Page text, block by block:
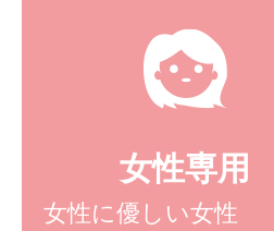
女性専用
女性に優しい女性